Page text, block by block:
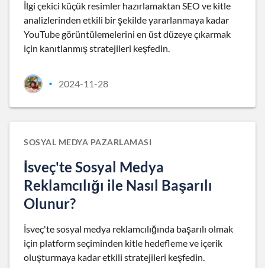
İlgi çekici küçük resimler hazırlamaktan SEO ve kitle
analizlerinden etkili bir şekilde yararlanmaya kadar
YouTube görüntülemelerini en üst düzeye çıkarmak
için kanıtlanmış stratejileri keşfedin.
• 2024-11-28
SOSYAL MEDYA PAZARLAMASI
İsveç'te Sosyal Medya
Reklamcılığı ile Nasıl Başarılı
Olunur?
İsveç'te sosyal medya reklamcılığında başarılı olmak
için platform seçiminden kitle hedefleme ve içerik
oluşturmaya kadar etkili stratejileri keşfedin.